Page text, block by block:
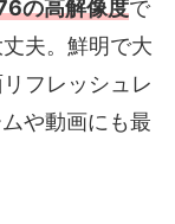
の高解像度で
夫。鮮明で大
フレッシュレ
や動画にも最